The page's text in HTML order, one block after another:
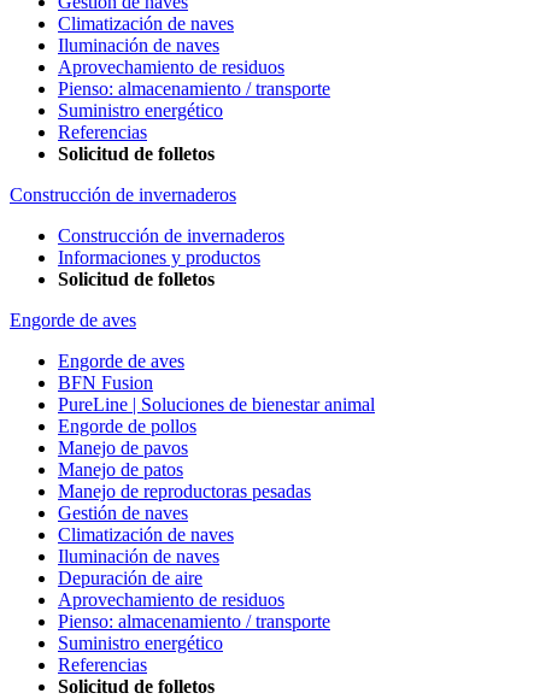
Climatización de naves
Iluminación de naves
Aprovechamiento de residuos
Pienso: almacenamiento / transporte
Suministro energético
Referencias
Solicitud de folletos
Construcción de invernaderos
Construcción de invernaderos
Informaciones y productos
Solicitud de folletos
Engorde de aves
Engorde de aves
BFN Fusion
PureLine | Soluciones de bienestar animal
Engorde de pollos
Manejo de pavos
Manejo de patos
Manejo de reproductoras pesadas
Gestión de naves
Climatización de naves
Iluminación de naves
Depuración de aire
Aprovechamiento de residuos
Pienso: almacenamiento / transporte
Suministro energético
Referencias
Solicitud de folletos